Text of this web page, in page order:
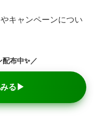
キャンペーンについ
配布中✨／
みる▶